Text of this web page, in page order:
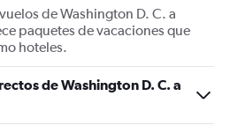
de Washington D. C. a
paquetes de vacaciones que
hoteles.
de Washington D. C. a